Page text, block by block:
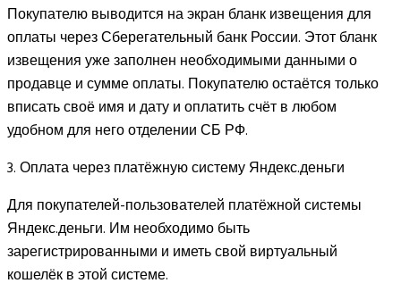
Покупателю выводится на экран бланк извещения для
оплаты через Сберегательный банк России. Этот бланк
извещения уже заполнен необходимыми данными о
продавце и сумме оплаты. Покупателю остаётся только
вписать своё имя и дату и оплатить счёт в любом
удобном для него отделении СБ РФ.
3. Оплата через платёжную систему Яндекс.деньги
Для покупателей-пользователей платёжной системы
Яндекс.деньги. Им необходимо быть
зарегистрированными и иметь свой виртуальный
кошелёк в этой системе.